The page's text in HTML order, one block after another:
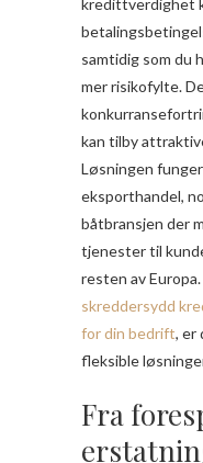
kredittverdighet
samtidig som du
mer risikofylte.
kan tilby
Løsningen
eksporthandel,
båtbransjen der
tjenester til
resten av Europa.
skreddersydd
for din bedrift, er
fleksible
Fra